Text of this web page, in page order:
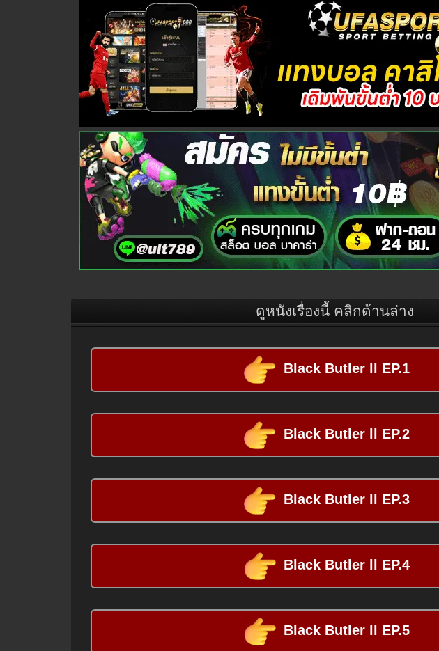
ดูหนังเรื่องนี้ คลิกด้านล่าง
Black Butler ll EP.1
Black Butler ll EP.2
Black Butler ll EP.3
Black Butler ll EP.4
Black Butler ll EP.5